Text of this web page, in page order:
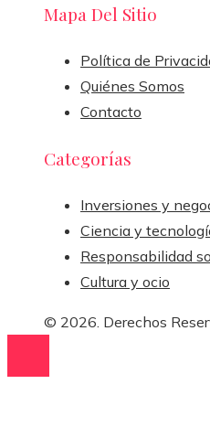
Mapa Del Sitio
Política de
Quiénes Somos
Contacto
Categorías
Inversiones y
Ciencia y
Responsabilidad
Cultura y ocio
© 2026. Derechos